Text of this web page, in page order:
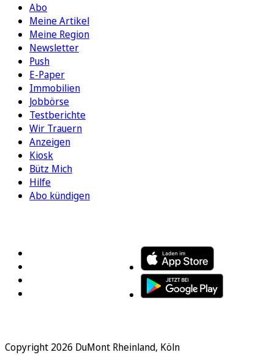
Abo
Meine Artikel
Meine Region
Newsletter
Push
E-Paper
Immobilien
Jobbörse
Testberichte
Wir Trauern
Anzeigen
Kiosk
Bütz Mich
Hilfe
Abo kündigen
Copyright 2026 DuMont Rheinland, Köln